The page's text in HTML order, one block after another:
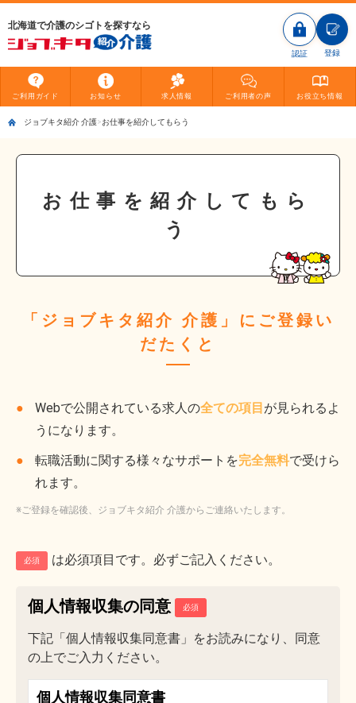
北海道で介護のシゴトを探すなら
認証 登録
ご利用 ガイド お知らせ 求人情報 ご利用者の声 お役立ち情報
ジョブキタ紹介 介護 お仕事を紹介してもらう
お仕事を紹介してもら
う
「ジョブキタ紹介 介護」にご登録い
だたくと
Webで公開されている求人の全ての項目 が見られるよ
うになります。
転職活動に関する様々なサポートを完全無料で受けら
れます。
※ご登録を確認後、ジョブキタ紹介 介護からご連絡いたします。
必須 は必須項目です。必ずご記入ください。
個人情報収集の同意
下記「個人情報収集同意書」をお読みになり、同意
の上でご入力ください。